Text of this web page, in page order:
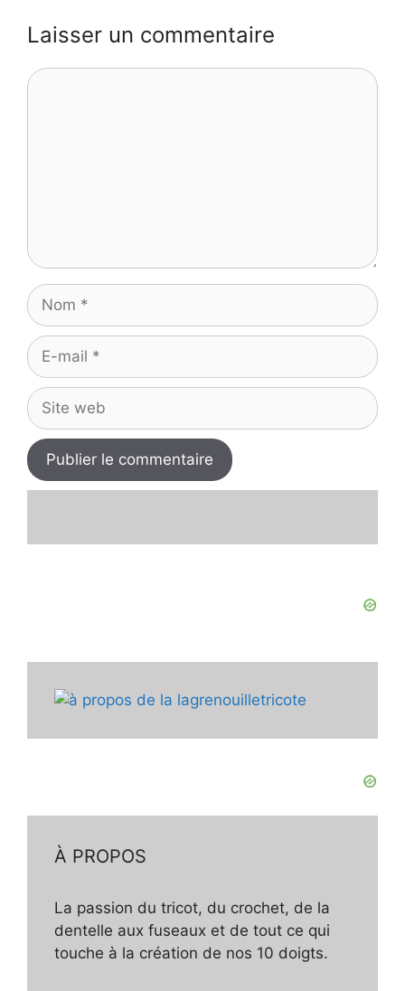
Laisser un commentaire
Commentaire
Nom
E-
mail
Site
web
À PROPOS
La passion du tricot, du crochet, de la
dentelle aux fuseaux et de tout ce qui
touche à la création de nos 10 doigts.